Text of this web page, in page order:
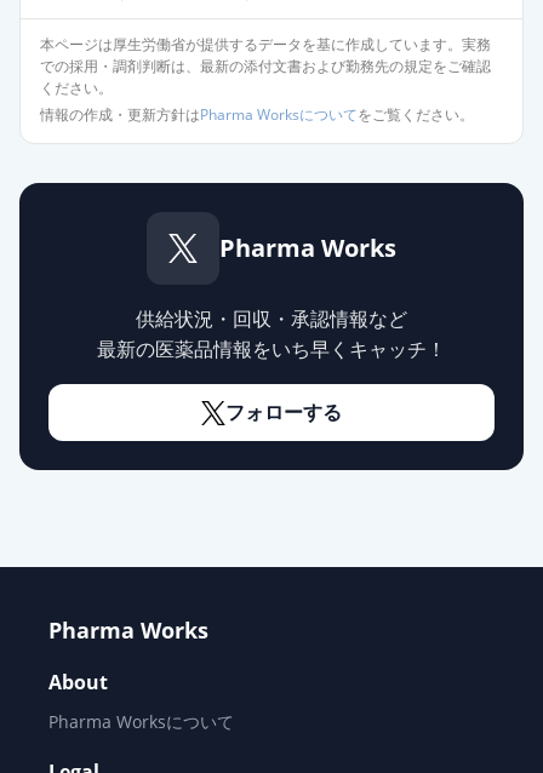
本ページは厚生労働省が提供するデータを基に作成しています。実務
での採用・調剤判断は、最新の添付文書および勤務先の規定をご確認
ください。
情報の作成・更新方針はPharma Worksについてをご覧ください。
Pharma Works
供給状況・回収・承認情報など
最新の医薬品情報をいち早くキャッチ！
フォローする
Pharma Works
About
Pharma Worksについて